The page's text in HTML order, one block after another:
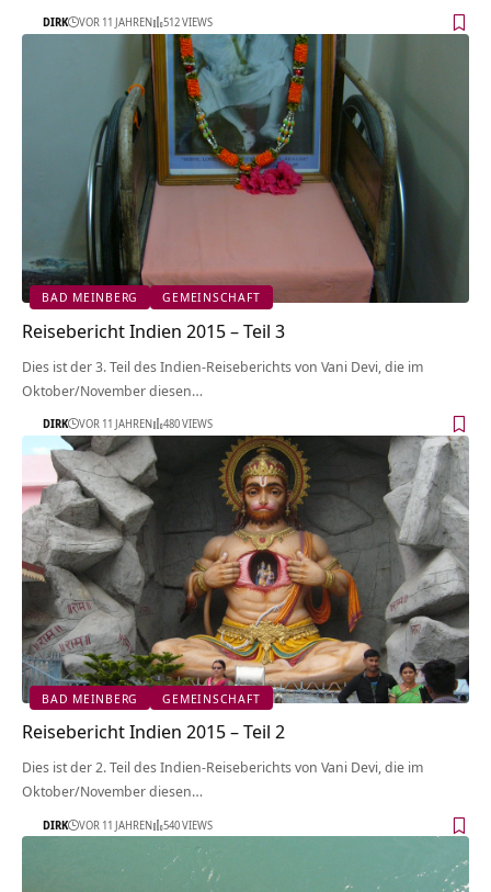
DIRK VOR 11 JAHREN 512 VIEWS
BAD MEINBERG GEMEINSCHAFT
Reisebericht Indien 2015 – Teil 3
Dies ist der 3. Teil des Indien-Reiseberichts von Vani Devi, die im
Oktober/November diesen…
DIRK VOR 11 JAHREN 480 VIEWS
BAD MEINBERG GEMEINSCHAFT
Reisebericht Indien 2015 – Teil 2
Dies ist der 2. Teil des Indien-Reiseberichts von Vani Devi, die im
Oktober/November diesen…
DIRK VOR 11 JAHREN 540 VIEWS